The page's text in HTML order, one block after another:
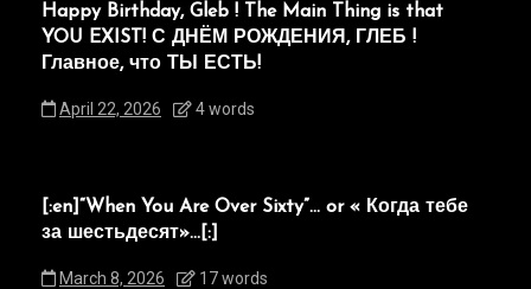
Happy Birthday, Gleb ! The Main Thing is that
YOU EXIST! С ДНЁМ РОЖДЕНИЯ, ГЛЕБ !
Главное, что ТЫ ЕСТЬ!
April 22, 2026 4 words
[:en]“When You Are Over Sixty”… or « Когда тебе
за шестьдесят»…[:]
March 8, 2026 17 words